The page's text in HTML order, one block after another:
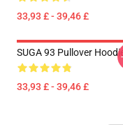
33,93 £ - 39,46 £
SUGA 93 Pullover
33,93 £ - 39,46 £